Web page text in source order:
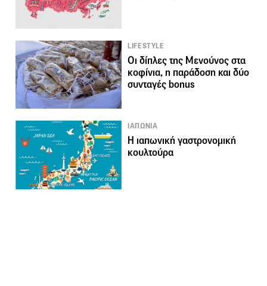
LIFESTYLE
Οι δίπλες της Μενούνος στα
κοφίνια, η παράδοση και δύο
συνταγές bonus
ΙΑΠΩΝΙΑ
Η ιαπωνική γαστρονομική
κουλτούρα